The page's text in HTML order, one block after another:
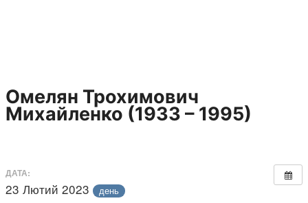
Омелян Трохимович
Михайленко (1933 – 1995)
ДАТА:
23 Лютий 2023 день